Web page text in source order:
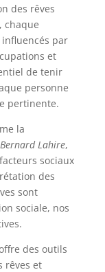
des rêves
chaque
par
et
de tenir
personne
pertinente.
la
Bernard Lahire,
sociaux
des
sont
sociale, nos
des outils
rêves et